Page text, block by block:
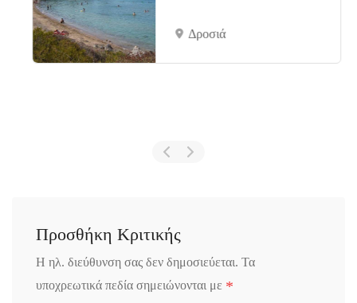
Δροσιά
Προσθήκη Κριτικής
Η ηλ. διεύθυνση σας δεν δημοσιεύεται. Τα
υποχρεωτικά πεδία σημειώνονται με *